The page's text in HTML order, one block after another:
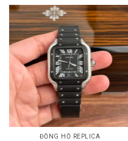
ĐỒNG HỒ REPLICA